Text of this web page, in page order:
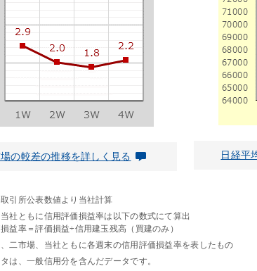
の較差の推移を詳しく見る 日経平
引所公表数値より当社計算
社ともに信用評価損益率は以下の数式にて算出
益率＝評価損益÷信用建玉残高（買建のみ）
二市場、当社ともに各週末の信用評価損益率を表したもの
タは、一般信用分を含んだデータです。